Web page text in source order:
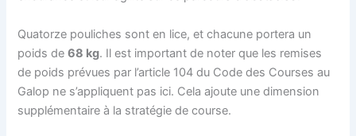
Quatorze pouliches sont en lice, et chacune portera un
poids de68 kg. Il est important de noter que les remises
de poids prévues par l’article 104 du Code des Courses au
Galop ne s’appliquent pas ici. Cela ajoute une dimension
supplémentaire à la stratégie de course.